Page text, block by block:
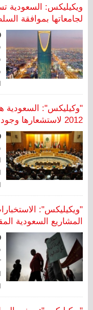
ويكيليكس: السعودية
لجامعاتها بموافقة
"وكيليكس": السعودية
2012 لاستشعارها وجود رغبة بطرح ملف البحرين
"ويكيليكس":
المشاريع السعودية